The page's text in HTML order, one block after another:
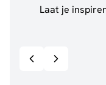
Laat je